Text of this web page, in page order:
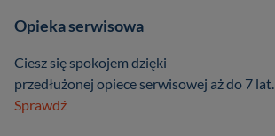
Opieka serwisowa
Ciesz się spokojem dzięki
przedłużonej opiece serwisowej aż do 7 lat.
Sprawdź